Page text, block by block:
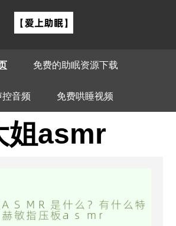
免费的助眠资源下载
控音频 免费哄睡视频
姐asmr